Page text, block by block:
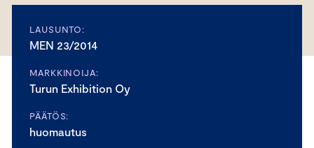
LAUSUNTO:
MEN 23/2014
MARKKINOIJA:
Turun Exhibition Oy
PÄÄTÖS:
huomautus